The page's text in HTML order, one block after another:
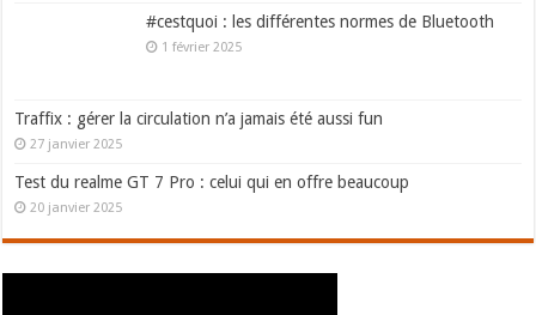
#cestquoi : les différentes normes de Bluetooth
1 février 2025
Traffix : gérer la circulation n’a jamais été aussi fun
27 janvier 2025
Test du realme GT 7 Pro : celui qui en offre beaucoup
20 janvier 2025